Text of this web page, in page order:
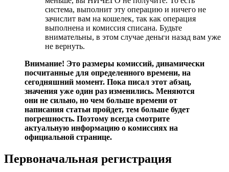
система, выполнит эту операцию и ничего не
зачислит вам на кошелек, так как операция
выполнена и комиссия списана. Будьте
внимательны, в этом случае деньги назад вам уже
не вернуть.
Внимание! Это размеры комиссий, динамически
посчитанные для определенного времени, на
сегодняшний момент. Пока писал этот абзац,
значения уже один раз изменились. Меняются
они не сильно, но чем больше времени от
написания статьи пройдет, тем больше будет
погрешность. Поэтому всегда смотрите
актуальную информацию о комиссиях на
официальной странице.
Первоначальная регистрация